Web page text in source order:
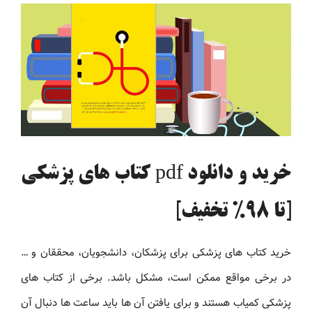
خرید و دانلود pdf کتاب های پزشکی
[تا 98% تخفیف]
خرید کتاب های پزشکی برای پزشکان، دانشجویان، محققان و …
در برخی مواقع ممکن است، مشکل باشد. برخی از کتاب های
پزشکی کمیاب هستند و برای یافتن آن ها باید ساعت ها دنبال آن